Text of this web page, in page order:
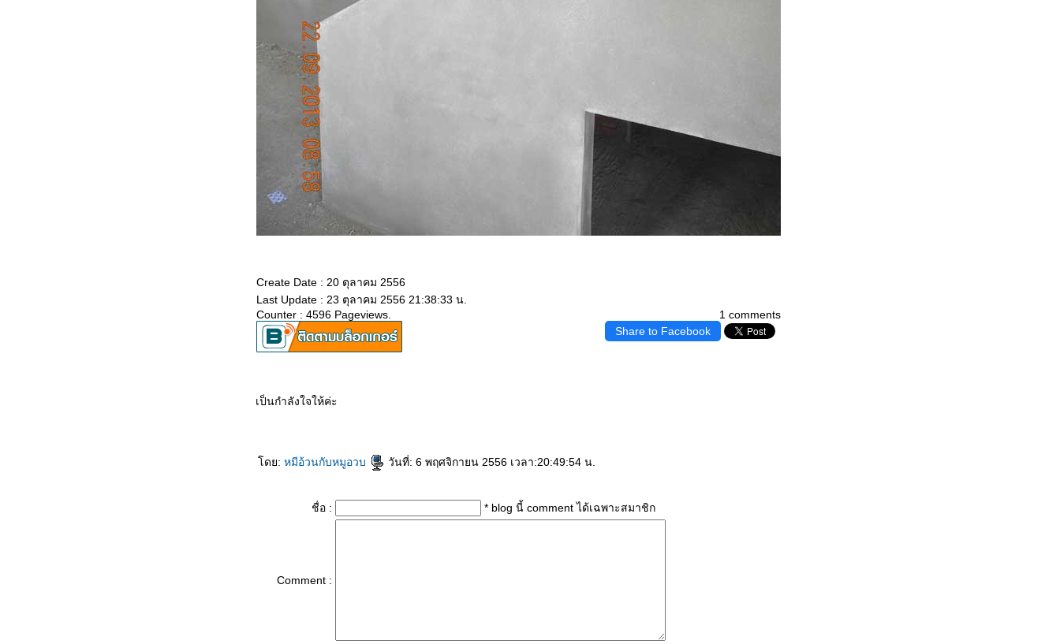
Create Date : 20 ตุลาคม 2556
Last Update : 23 ตุลาคม 2556 21:38:33 น.
1 comments
Counter : 4596 Pageviews.
Share to Facebook
เป็นกำลังใจให้ค่ะ
ดย: หมีอ้วนกับหมูอวบ วันที่: 6 พฤศจิกายน 2556 เวลา:20:49:54 น.
ชื่อ : * blog นี้ comment ได้เฉพาะสมาชิก
Comment :